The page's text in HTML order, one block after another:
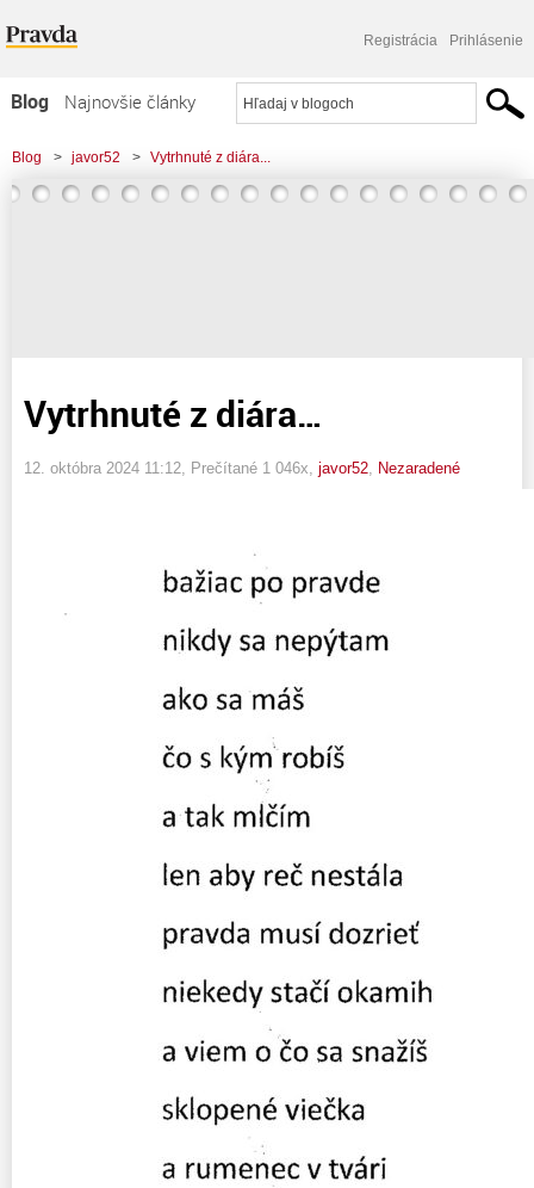
Registrácia Prihlásenie
Blog
Najnovšie články
Najčítanejšie články
Najkomentovanejšie články
Blog > javor52 > Vytrhnuté z diára...
Vytrhnuté z diára…
12. októbra 2024 11:12 , Prečítané 1 046x, javor52 Nezaradené